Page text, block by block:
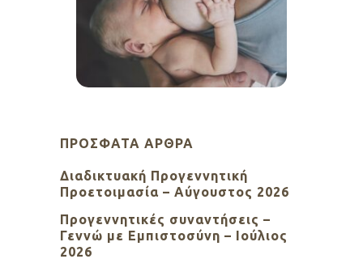
ΠΡΌΣΦΑΤΑ ΆΡΘΡΑ
Διαδικτυακή Προγεννητική
Προετοιμασία – Αύγουστος 2026
Προγεννητικές συναντήσεις –
Γεννώ με Εμπιστοσύνη – Ιούλιος
2026